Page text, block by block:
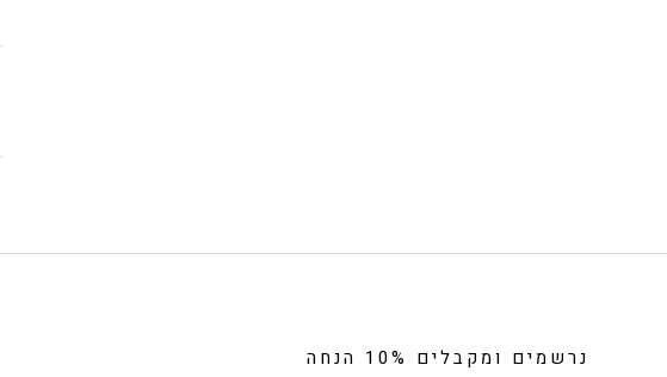
נרשמים ומקבלים 10% הנחה